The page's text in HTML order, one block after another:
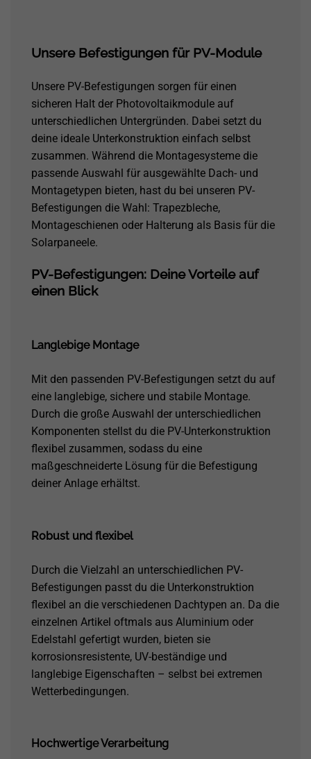
Unsere Befestigungen für PV-Module
Unsere PV-Befestigungen sorgen für einen
sicheren Halt der Photovoltaikmodule auf
unterschiedlichen Untergründen. Dabei setzt du
deine ideale Unterkonstruktion einfach selbst
zusammen. Während die Montagesysteme die
passende Auswahl für ausgewählte Dach- und
Montagetypen bieten, hast du bei unseren PV-
Befestigungen die Wahl: Trapezbleche,
Montageschienen oder Halterung als Basis für die
Solarpaneele.
PV-Befestigungen: Deine Vorteile auf
einen Blick
Langlebige Montage
Mit den passenden PV-Befestigungen setzt du auf
eine langlebige, sichere und stabile Montage.
Durch die große Auswahl der unterschiedlichen
Komponenten stellst du die PV-Unterkonstruktion
flexibel zusammen, sodass du eine
maßgeschneiderte Lösung für die Befestigung
deiner Anlage erhältst.
Robust und flexibel
Durch die Vielzahl an unterschiedlichen PV-
Befestigungen passt du die Unterkonstruktion
flexibel an die verschiedenen Dachtypen an. Da die
einzelnen Artikel oftmals aus Aluminium oder
Edelstahl gefertigt wurden, bieten sie
korrosionsresistente, UV-beständige und
langlebige Eigenschaften – selbst bei extremen
Wetterbedingungen.
Hochwertige Verarbeitung